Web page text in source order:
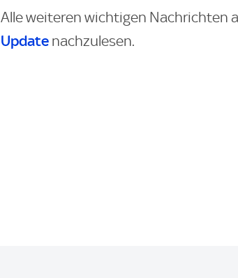
Alle weiteren wichtigen Nachrichten
Update nachzulesen.